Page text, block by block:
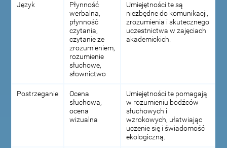
Język
Płynność
werbalna,
płynność
czytania,
czytanie ze
zrozumieniem,
rozumienie
słuchowe,
słownictwo
Umiejętności te są
niezbędne do komunikacji,
zrozumienia i skutecznego
uczestnictwa w zajęciach
akademickich.
Postrzeganie
Ocena
słuchowa,
ocena
wizualna
Umiejętności te pomagają
w rozumieniu bodźców
słuchowych i
wzrokowych, ułatwiając
uczenie się i świadomość
ekologiczną.